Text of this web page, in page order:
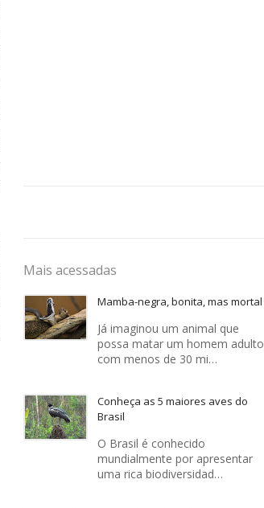
Mais acessadas
Mamba-negra, bonita, mas mortal
Já imaginou um animal que
possa matar um homem adulto
com menos de 30 mi…
Conheça as 5 maiores aves do
Brasil
O Brasil é conhecido
mundialmente por apresentar
uma rica biodiversidad…